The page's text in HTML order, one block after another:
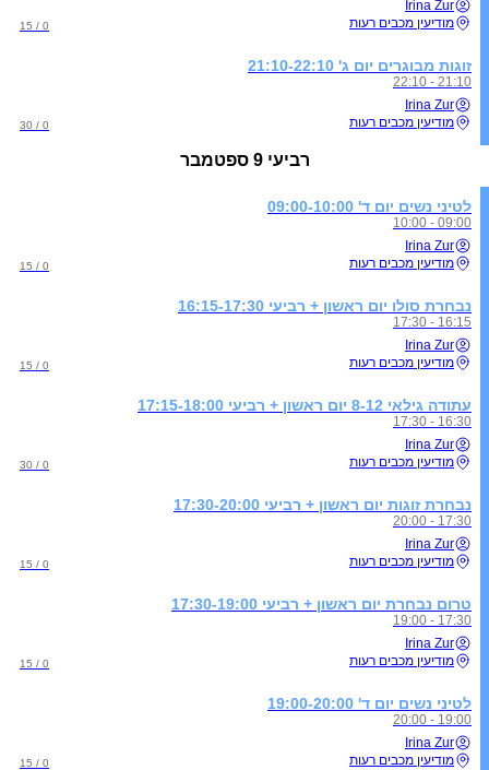
Irina Zur
מודיעין מכבים רעות
0 / 15
זוגות מבוגרים יום ג' 21:10-22:10
21:10 - 22:10
Irina Zur
מודיעין מכבים רעות
0 / 30
רביעי 9 ספטמבר
לטיני נשים יום ד' 09:00-10:00
09:00 - 10:00
Irina Zur
מודיעין מכבים רעות
0 / 15
נבחרת סולו יום ראשון + רביעי 16:15-17:30
16:15 - 17:30
Irina Zur
מודיעין מכבים רעות
0 / 15
עתודה גילאי 8-12 יום ראשון + רביעי 17:15-18:00
16:30 - 17:30
Irina Zur
מודיעין מכבים רעות
0 / 30
נבחרת זוגות יום ראשון + רביעי 17:30-20:00
17:30 - 20:00
Irina Zur
מודיעין מכבים רעות
0 / 15
טרום נבחרת יום ראשון + רביעי 17:30-19:00
17:30 - 19:00
Irina Zur
מודיעין מכבים רעות
0 / 15
לטיני נשים יום ד' 19:00-20:00
19:00 - 20:00
Irina Zur
מודיעין מכבים רעות
0 / 15